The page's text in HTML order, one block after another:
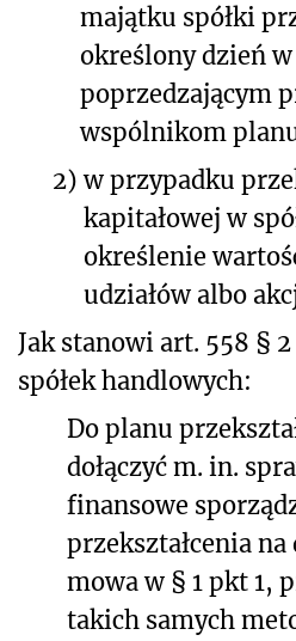
majątku spółki
określony dzień
poprzedzającym
wspólnikom
2) w przypadku
kapitałowej w
określenie
udziałów albo
Jak stanowi art. 558 §
spółek handlowych:
Do planu
dołączyć m. in.
finansowe
przekształcenia
mowa w § 1 pkt 1,
takich samych